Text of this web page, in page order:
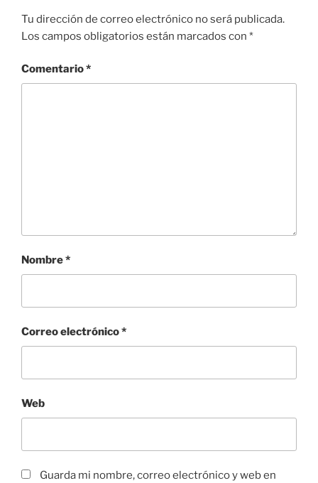
Tu dirección de correo electrónico no será publicada.
Los campos obligatorios están marcados con *
Comentario*
Nombre*
Correo electrónico*
Web
Guarda mi nombre, correo electrónico y web en